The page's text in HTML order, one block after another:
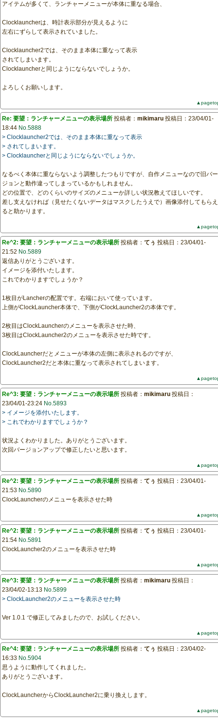
アイテムが多くて、ランチャーメニューが本体に重なる場合、
Clocklauncherは、時計表示部分が見えるように
左右にずらして表示されていました。
Clocklauncher2では、そのまま本体に重なって表示
されてしまいます。
Clocklauncherと同じようにならないでしょうか。
よろしくお願いします。
Re: 要望：ランチャーメニューの表示場所 投稿者： mikimaru 投稿日：23/04/01-
18:44 No.5888
> Clocklauncher2では、そのまま本体に重なって表示
> されてしまいます。
> Clocklauncherと同じようにならないでしょうか。
なるべく本体に重ならないよう調整したつもりですが、自作メニューなので旧バー
ジョンと動作違ってしまっているかもしれません。
どの位置で、どのくらいのサイズのメニューか詳しい状況教えてほしいです。
差し支えなければ（見せたくないデータはマスクしたうえで）画像添付してもらえ
ると助かります。
Re^2: 要望：ランチャーメニューの表示場所 投稿者： てぅ 投稿日：23/04/01-
21:52 No.5889
返信ありがとうございます。
イメージを添付いたします。
これでわかりますでしょうか？
1枚目がLancherの配置です。右端において使っています。
上側がClockLauncher本体で、下側がClockLauncher2の本体です。
2枚目はClockLauncherのメニューを表示させた時、
3枚目はClockLauncher2のメニューを表示させた時です。
ClockLauncherだとメニューが本体の左側に表示されるのですが、
ClockLauncher2だと本体に重なって表示されてしまいます。
Re^3: 要望：ランチャーメニューの表示場所 投稿者： mikimaru 投稿日：
23/04/01-23:24 No.5893
> イメージを添付いたします。
> これでわかりますでしょうか？
状況よくわかりました。ありがとうございます。
次回バージョンアップで修正したいと思います。
Re^2: 要望：ランチャーメニューの表示場所 投稿者： てぅ 投稿日：23/04/01-
21:53 No.5890
ClockLauncherのメニューを表示させた時
Re^2: 要望：ランチャーメニューの表示場所 投稿者： てぅ 投稿日：23/04/01-
21:54 No.5891
ClockLauncher2のメニューを表示させた時
Re^3: 要望：ランチャーメニューの表示場所 投稿者： mikimaru 投稿日：
23/04/02-13:13 No.5899
> ClockLauncher2のメニューを表示させた時
Ver 1.0.1 で修正してみましたので、お試しください。
Re^4: 要望：ランチャーメニューの表示場所 投稿者： てぅ 投稿日：23/04/02-
16:33 No.5904
思うように動作してくれました。
ありがとうございます。
ClockLauncherからClockLauncher2に乗り換えします。